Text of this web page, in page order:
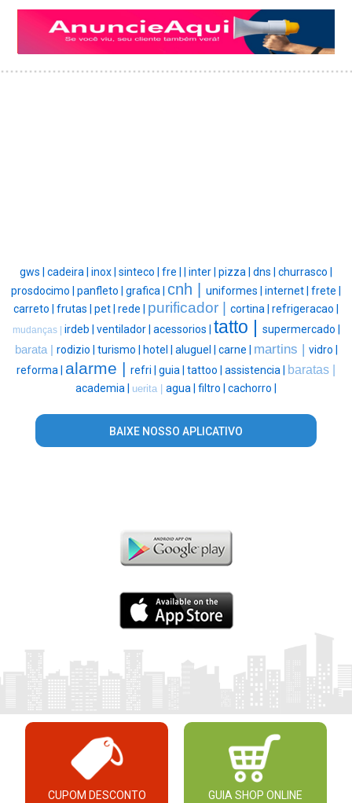
gws | cadeira | inox | sinteco | fre | inter | pizza | dns | churrasco |
prosdocimo | panfleto | grafica | cnh | uniformes | internet | frete |
carreto | frutas | pet | rede | purificador | cortina | refrigeracao |
mudanças | irdeb | ventilador | acessorios | tatto |
supermercado |
barata | rodizio | turismo | hotel | aluguel | carne | martins | vidro |
reforma | alarme | refri | guia | tattoo | assistencia | baratas |
academia | uerita | agua | filtro | cachorro |
BAIXE NOSSO APLICATIVO
CUPOM DESCONTO GUIA SHOP ONLINE